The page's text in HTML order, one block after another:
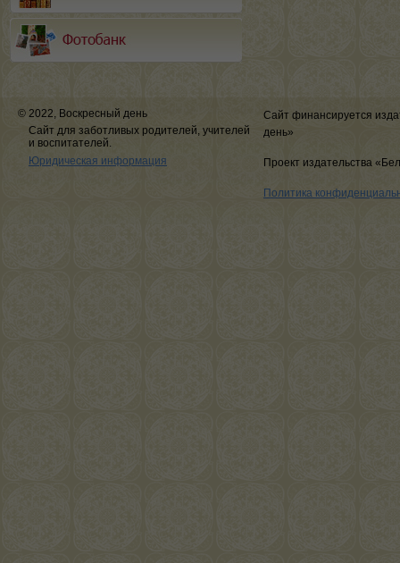
© 2022, Воскресный день
Сайт для заботливых родителей, учителей
и воспитателей.
Юридическая информация
Сайт финансируется
день»
Проект издательства
Политика